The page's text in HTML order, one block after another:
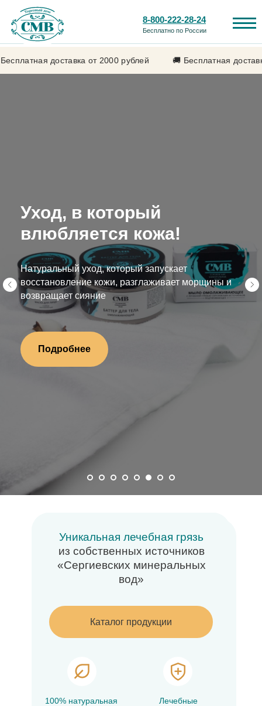
8-800-222-28-24
Бесплатно по России
от 2000 рублей 🚚 Бесплатная доставка от 2000
Здоровые волосы — без
химии!
Твёрдый шампунь с лечебной грязью - бережно
очищает, восстанавливает кожу головы, укрепляет
корни и придаёт блеск волосам
Подробнее
Уникальная лечебная грязь
из собственных источников
«Сергиевских минеральных
вод»
Каталог продукции
Лечебные
100% натуральная